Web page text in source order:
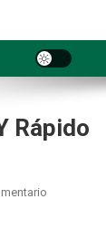
Rápido
En